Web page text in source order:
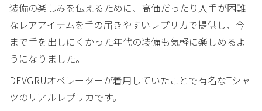
装備の楽しみを伝えるために、高価だったり入手が困難
なレアアイテムを手の届きやすいレプリカで提供し、今
まで手を出しにくかった年代の装備も気軽に楽しめるよ
うになりました。
DEVGRUオペレーターが着用していたことで有名なTシャ
ツのリアルレプリカです。